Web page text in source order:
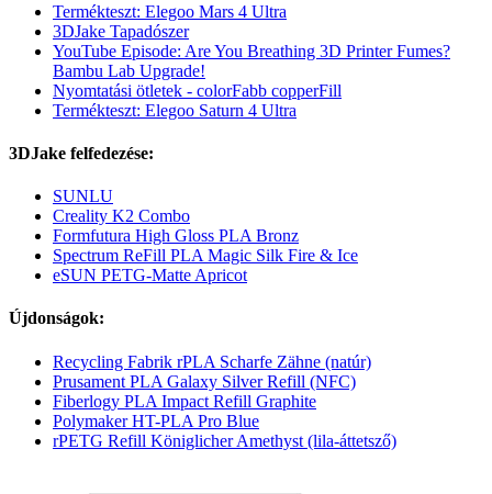
Termékteszt: Elegoo Mars 4 Ultra
3DJake Tapadószer
YouTube Episode: Are You Breathing 3D Printer Fumes?
Bambu Lab Upgrade!
Nyomtatási ötletek - colorFabb copperFill
Termékteszt: Elegoo Saturn 4 Ultra
3DJake felfedezése:
SUNLU
Creality K2 Combo
Formfutura High Gloss PLA Bronz
Spectrum ReFill PLA Magic Silk Fire & Ice
eSUN PETG-Matte Apricot
Újdonságok:
Recycling Fabrik rPLA Scharfe Zähne (natúr)
Prusament PLA Galaxy Silver Refill (NFC)
Fiberlogy PLA Impact Refill Graphite
Polymaker HT-PLA Pro Blue
rPETG Refill Königlicher Amethyst (lila-áttetsző)